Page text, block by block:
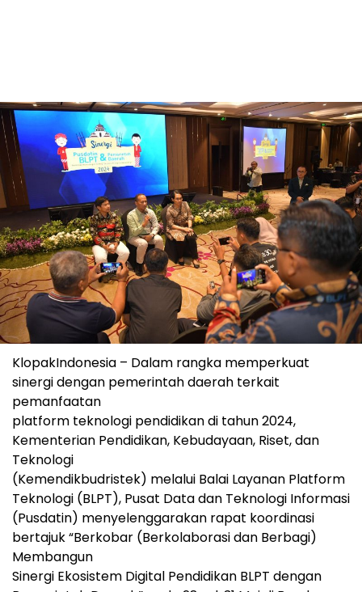
KlopakIndonesia – Dalam rangka memperkuat
sinergi dengan pemerintah daerah terkait
pemanfaatan
platform teknologi pendidikan di tahun 2024,
Kementerian Pendidikan, Kebudayaan, Riset, dan
Teknologi
(Kemendikbudristek) melalui Balai Layanan Platform
Teknologi (BLPT), Pusat Data dan Teknologi Informasi
(Pusdatin) menyelenggarakan rapat koordinasi
bertajuk “Berkobar (Berkolaborasi dan Berbagi)
Membangun
Sinergi Ekosistem Digital Pendidikan BLPT dengan